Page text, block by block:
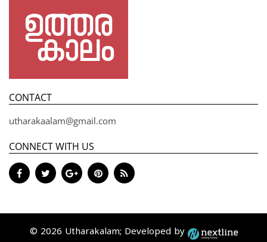
CONTACT
utharakaalam@gmail.com
CONNECT WITH US
© 2026 Utharakalam; Developed by